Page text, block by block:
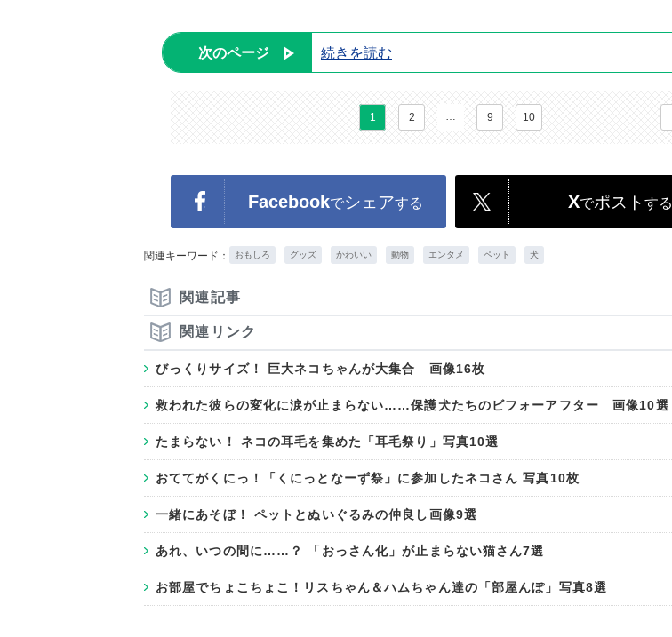
次のページ 続きを読む
1 2 … 9 10
Facebookでシェアする Xでポスト する
関連キーワード： おもしろ グッズ かわいい 動物 エンタメ ペット 犬
関連記事
関連リンク
びっくりサイズ！ 巨大ネコちゃんが大集合 画像16枚
救われた彼らの変化に涙が止まらない……保護犬たちのビフォーアフター 画像10選
たまらない！ ネコの耳毛を集めた「耳毛祭り」写真10選
おててがくにっ！「くにっとなーず祭」に参加したネコさん 写真10枚
一緒にあそぼ！ ペットとぬいぐるみの仲良し画像9選
あれ、いつの間に……？ 「おっさん化」が止まらない猫さん7選
お部屋でちょこちょこ！リスちゃん＆ハムちゃん達の「部屋んぽ」写真8選